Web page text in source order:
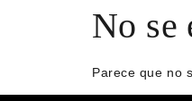
No se
Parece que no